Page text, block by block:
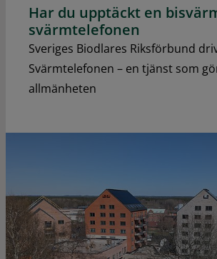
Har du upptäckt en
svärmtelefonen
Sveriges Biodlares Riksförbund
Svärmtelefonen – en tjänst som
allmänheten